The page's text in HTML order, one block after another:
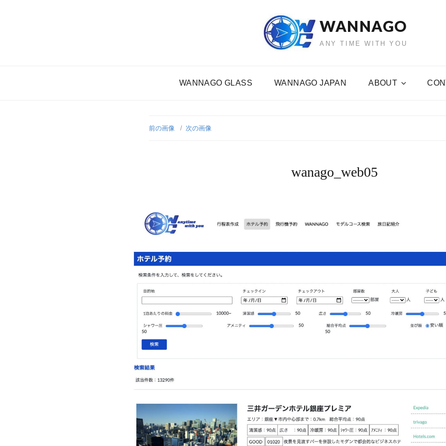
WANNAGO
ANY TIME WITH YOU
WANNAGO GLASS WANNAGO JAPAN ABOUT
前の画像 次の画像
wanago_web05